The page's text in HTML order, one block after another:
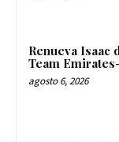
Renueva Isaac
Team
agosto 6, 2026